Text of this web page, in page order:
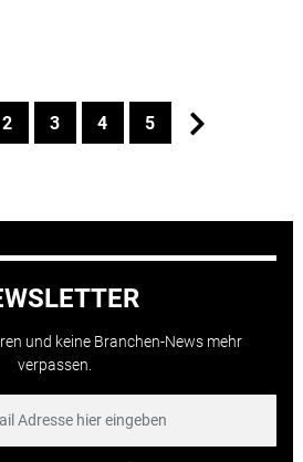
2 3 4 5
und keine Branchen-News mehr
verpassen.